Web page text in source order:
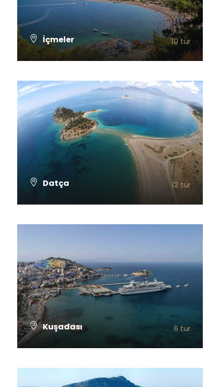
İçmeler 10 tur
Datça 12 tur
Kuşadası 6 tur